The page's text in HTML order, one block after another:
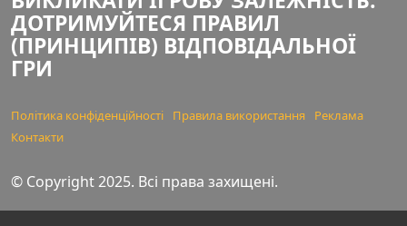
© Copyright 2025. Всі права захищені.
ДОТРИМУЙТЕСЯ ПРАВИЛ
(ПРИНЦИПІВ) ВІДПОВІДАЛЬНОЇ
ГРИ
Політика конфіденційності Правила використання
Реклама
Контакти